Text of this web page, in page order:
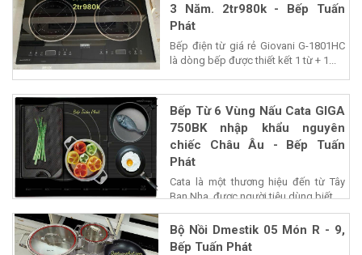
3 Năm. 2tr980k - Bếp Tuấn
Phát
Bếp điện từ giá rẻ Giovani G-1801HC
là dòng bếp được thiết kết 1 từ + 1...
Bếp Từ 6 Vùng Nấu Cata GIGA
750BK nhập khẩu nguyên
chiếc Châu Âu - Bếp Tuấn
Phát
Cata là một thương hiệu đến từ Tây
Ban Nha, được người tiêu dùng biết...
Bộ Nồi Dmestik 05 Món R - 9,
Bếp Tuấn Phát